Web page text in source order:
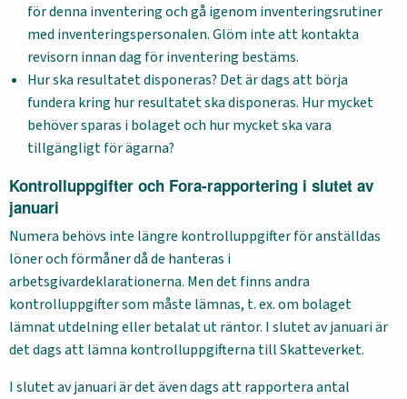
för denna inventering och gå igenom inventeringsrutiner
med inventeringspersonalen. Glöm inte att kontakta
revisorn innan dag för inventering bestäms.
Hur ska resultatet disponeras? Det är dags att börja
fundera kring hur resultatet ska disponeras. Hur mycket
behöver sparas i bolaget och hur mycket ska vara
tillgängligt för ägarna?
Kontrolluppgifter och Fora-rapportering i slutet av
januari
Numera behövs inte längre kontrolluppgifter för anställdas
löner och förmåner då de hanteras i
arbetsgivardeklarationerna. Men det finns andra
kontrolluppgifter som måste lämnas, t. ex. om bolaget
lämnat utdelning eller betalat ut räntor. I slutet av januari är
det dags att lämna kontrolluppgifterna till Skatteverket.
I slutet av januari är det även dags att rapportera antal